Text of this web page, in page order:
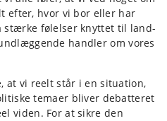
efter, hvor vi bor eller har
stærke følelser knyttet til land-
handler om vores
at vi reelt står i en situation,
temaer bliver debatteret
viden. For at sikre den